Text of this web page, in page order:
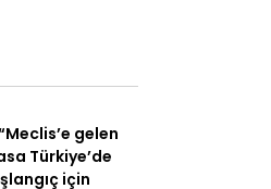
gelen
Türkiye’de
için